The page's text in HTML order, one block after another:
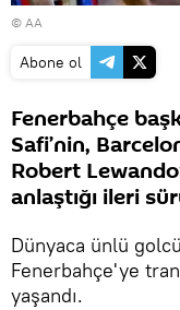
© AA
Abone ol
Fenerbahçe
Safi’nin,
Robert
anlaştığı ileri
Dünyaca ünlü
Fenerbahçe'ye
yaşandı.